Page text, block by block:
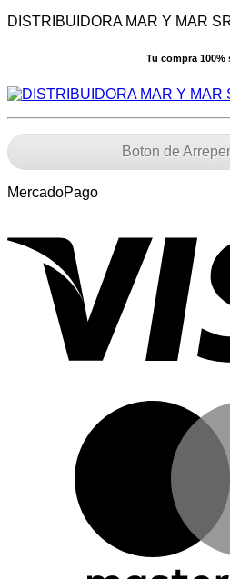
DISTRIBUIDORA MAR Y MAR
Tu compra 100%
Boton de
MercadoPago